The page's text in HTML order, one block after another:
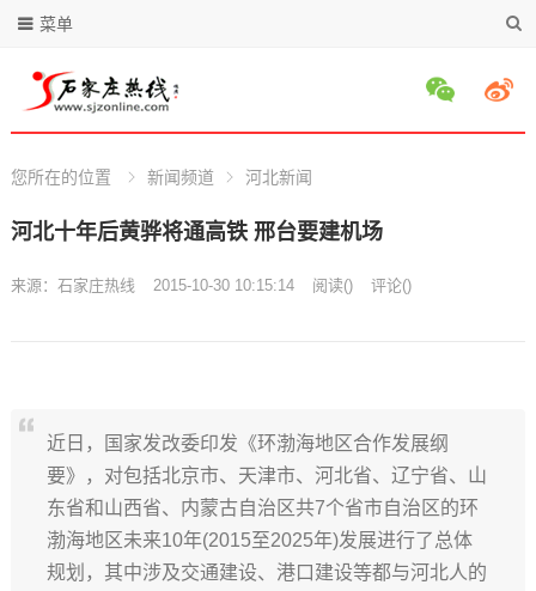
菜单
您所在的位置 新闻频道 河北新闻
河北十年后黄骅将通高铁 邢台要建机场
来源： 石家庄热线 2015-10-30 10:15:14 阅读() 评论()
近日，国家发改委印发《环渤海地区合作发展纲
要》，对包括北京市、天津市、河北省、辽宁省、山
东省和山西省、内蒙古自治区共7个省市自治区的环
渤海地区未来10年(2015至2025年)发展进行了总体
规划，其中涉及交通建设、港口建设等都与河北人的